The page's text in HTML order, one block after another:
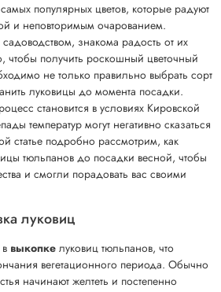
популярных цветов, которые радуют
и неповторимым очарованием.
знакома радость от их
чтобы получить роскошный цветочный
не только правильно выбрать сорт
луковицы до момента посадки.
становится в условиях Кировской
температур могут негативно сказаться
статье подробно рассмотрим, как
тюльпанов до посадки весной, чтобы
и смогли порадовать вас своими
луковиц
выкопке луковиц тюльпанов, что
вегетационного периода. Обычно
начинают желтеть и постепенно